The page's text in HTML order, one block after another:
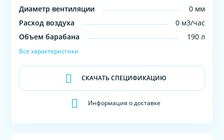
Диаметр вентиляции
0 мм
Расход воздуха
0 м3/час
Объем барабана
190 л
Все характеристики
СКАЧАТЬ СПЕЦИФИКАЦИЮ
Информация о доставке